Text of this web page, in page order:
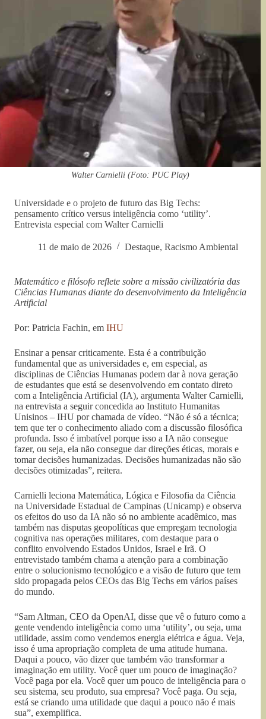
Walter Carnielli (Foto: PUC Play)
Universidade e o projeto de futuro das Big Techs:
pensamento crítico versus inteligência como ‘utility’.
Entrevista especial com Walter Carnielli
11 de maio de 2026 Destaque, Racismo Ambiental
Matemático e filósofo reflete sobre a missão civilizatória das
Ciências Humanas diante do desenvolvimento da Inteligência
Artificial
Por: Patricia Fachin, em IHU
Ensinar a pensar criticamente. Esta é a contribuição
fundamental que as universidades e, em especial, as
disciplinas de Ciências Humanas podem dar à nova geração
de estudantes que está se desenvolvendo em contato direto
com a Inteligência Artificial (IA), argumenta Walter Carnielli,
na entrevista a seguir concedida ao Instituto Humanitas
Unisinos – IHU por chamada de vídeo. “Não é só a técnica;
tem que ter o conhecimento aliado com a discussão filosófica
profunda. Isso é imbatível porque isso a IA não consegue
fazer, ou seja, ela não consegue dar direções éticas, morais e
tomar decisões humanizadas. Decisões humanizadas não são
decisões otimizadas”, reitera.
Carnielli leciona Matemática, Lógica e Filosofia da Ciência
na Universidade Estadual de Campinas (Unicamp) e observa
os efeitos do uso da IA não só no ambiente acadêmico, mas
também nas disputas geopolíticas que empregam tecnologia
cognitiva nas operações militares, com destaque para o
conflito envolvendo Estados Unidos, Israel e Irã. O
entrevistado também chama a atenção para a combinação
entre o solucionismo tecnológico e a visão de futuro que tem
sido propagada pelos CEOs das Big Techs em vários países
do mundo.
“Sam Altman, CEO da OpenAI, disse que vê o futuro como a
gente vendendo inteligência como uma ‘utility’, ou seja, uma
utilidade, assim como vendemos energia elétrica e água. Veja,
isso é uma apropriação completa de uma atitude humana.
Daqui a pouco, vão dizer que também vão transformar a
imaginação em utility. Você quer um pouco de imaginação?
Você paga por ela. Você quer um pouco de inteligência para o
seu sistema, seu produto, sua empresa? Você paga. Ou seja,
está se criando uma utilidade que daqui a pouco não é mais
sua”, exemplifica.